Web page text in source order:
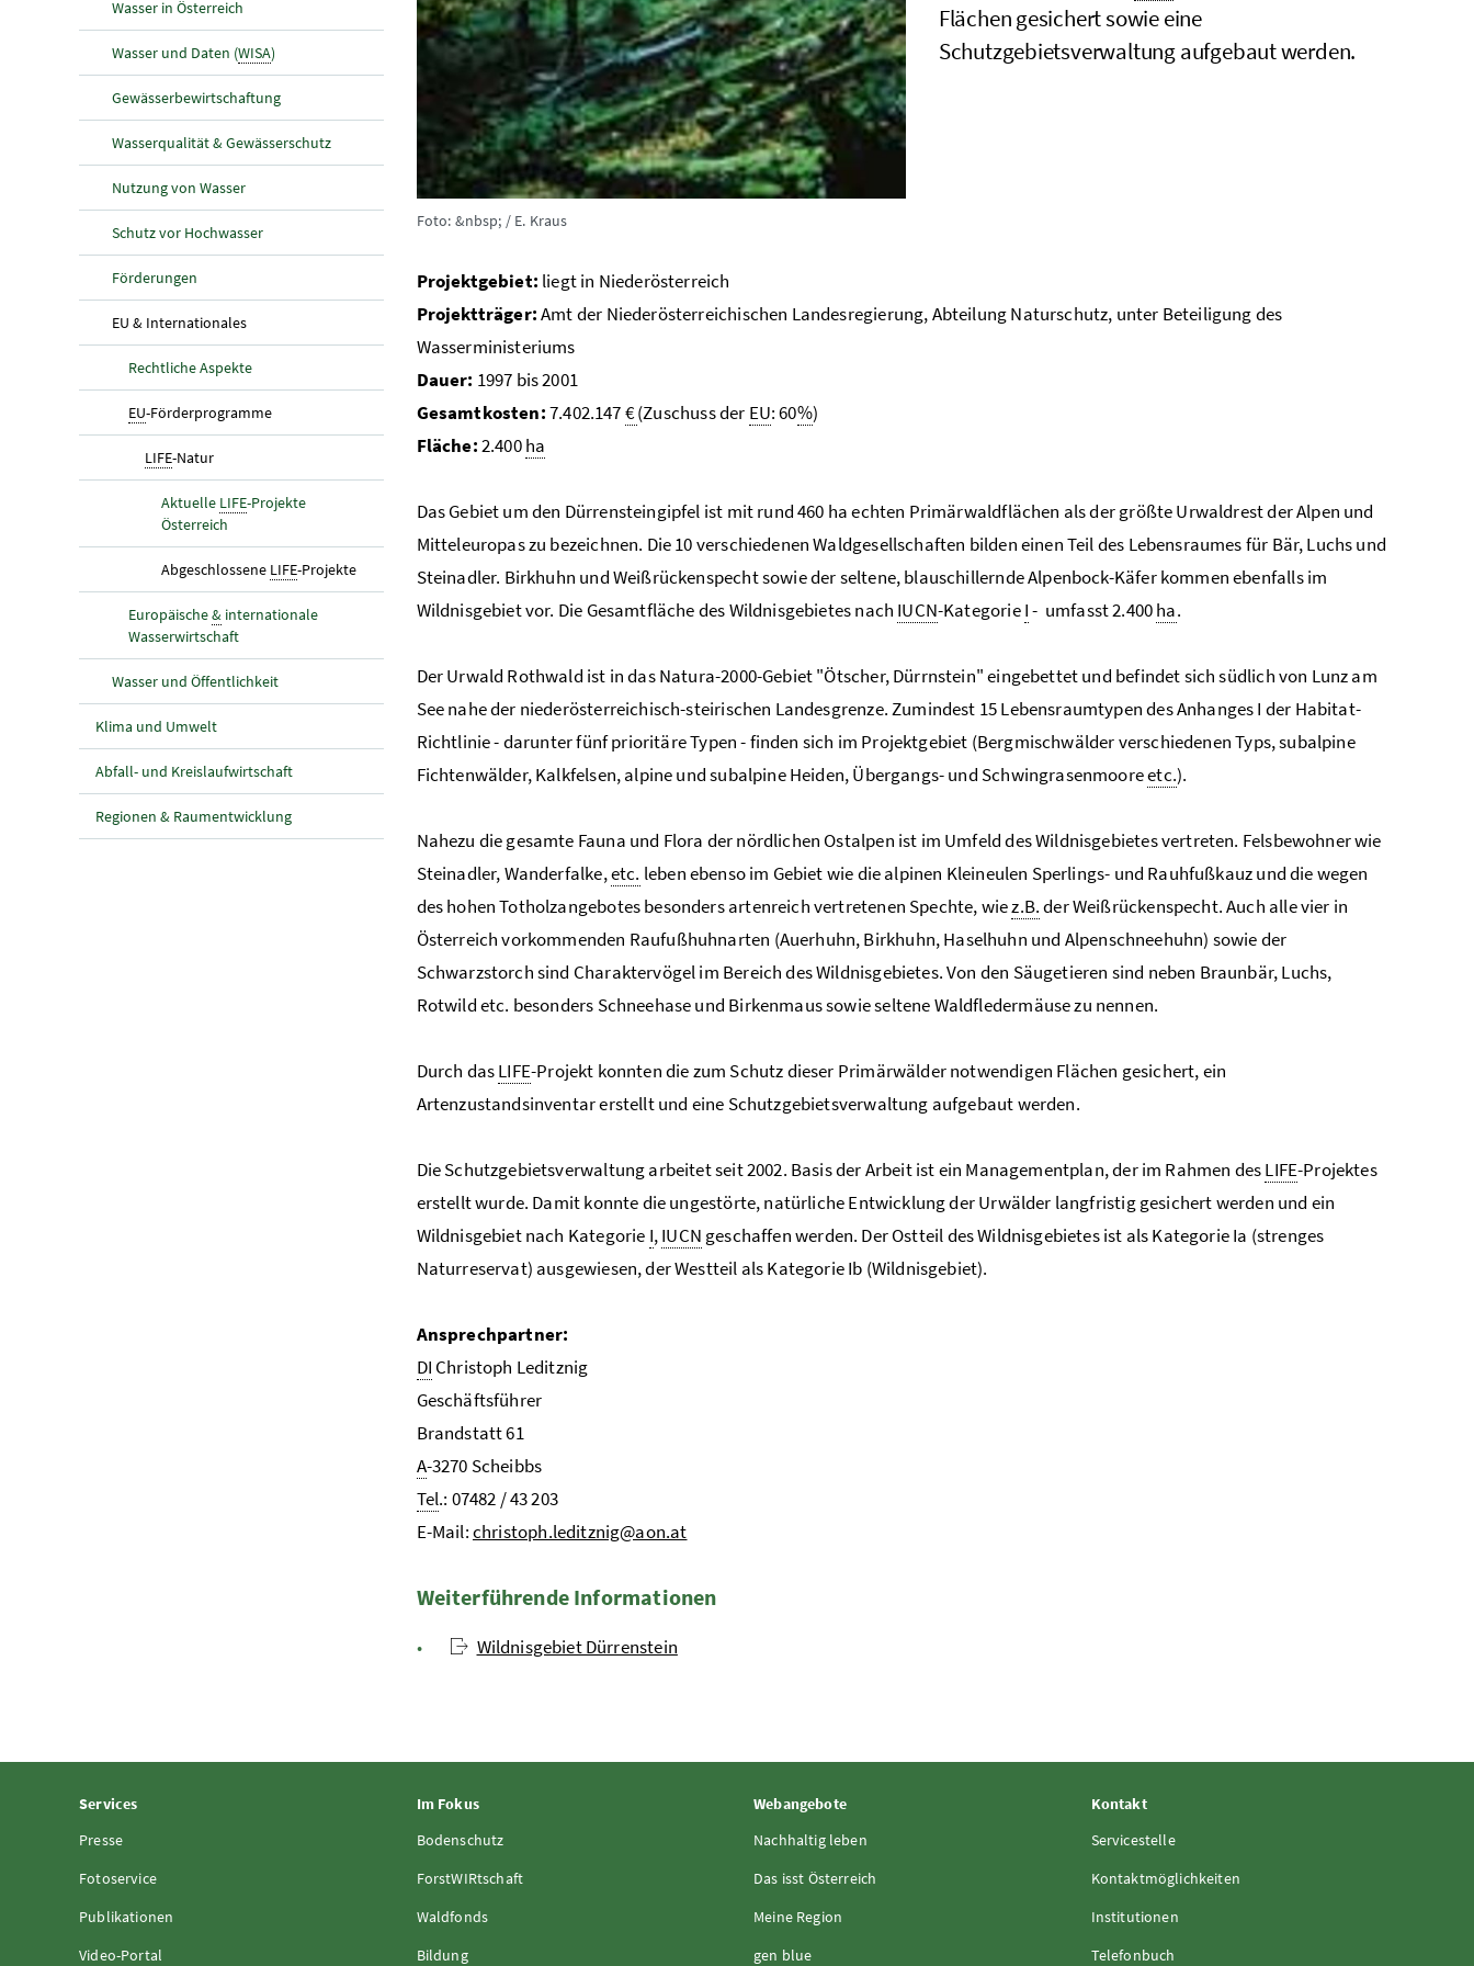
Wasser in Österreich
Wasser und Daten (WISA)
Gewässerbewirtschaftung
Wasserqualität & Gewässerschutz
Nutzung von Wasser
Schutz vor Hochwasser
Förderungen
EU & Internationales(aktuelle Seite)
Rechtliche Aspekte
EU-Förderprogramme(aktuelle Seite)
LIFE-Natur(aktuelle Seite)
Aktuelle LIFE-Projekte
Österreich
Abgeschlossene LIFE-Projekte(aktuelle Seite)
Europäische& internationale
Wasserwirtschaft
Wasser und Öffentlichkeit
Klima und Umwelt
Abfall- und Kreislaufwirtschaft
Regionen & Raumentwicklung
Foto: &nbsp; / E. Kraus
Flächen gesichert sowie eine
Schutzgebietsverwaltung aufgebaut werden.
Projektgebiet: liegt in Niederösterreich
Projektträger:Amt der Niederösterreichischen Landesregierung, Abteilung Naturschutz, unter Beteiligung des
Wasserministeriums
Dauer: 1997 bis 2001
Gesamtkosten:7.402.147€(Zuschuss der EU: 60%)
Fläche:2.400ha
Das Gebiet um den Dürrensteingipfel ist mit rund 460 ha echten Primärwaldflächen als der größte Urwaldrest der Alpen und
Mitteleuropas zu bezeichnen. Die 10 verschiedenen Waldgesellschaften bilden einen Teil des Lebensraumes für Bär, Luchs und
Steinadler. Birkhuhn und Weißrückenspecht sowie der seltene, blauschillernde Alpenbock-Käfer kommen ebenfalls im
Wildnisgebiet vor. Die Gesamtfläche des Wildnisgebietes nach IUCN-KategorieI- umfasst 2.400ha.
Der Urwald Rothwald ist in das Natura-2000-Gebiet "Ötscher, Dürrnstein" eingebettet und befindet sich südlich von Lunz am
See nahe der niederösterreichisch-steirischen Landesgrenze. Zumindest 15 Lebensraumtypen des Anhanges I der Habitat-
Richtlinie - darunter fünf prioritäre Typen - finden sich im Projektgebiet (Bergmischwälder verschiedenen Typs, subalpine
Fichtenwälder, Kalkfelsen, alpine und subalpine Heiden, Übergangs- und Schwingrasenmooreetc.).
Nahezu die gesamte Fauna und Flora der nördlichen Ostalpen ist im Umfeld des Wildnisgebietes vertreten. Felsbewohner wie
Steinadler, Wanderfalke,etc. leben ebenso im Gebiet wie die alpinen Kleineulen Sperlings- und Rauhfußkauz und die wegen
des hohen Totholzangebotes besonders artenreich vertretenen Spechte, wiez.B.der Weißrückenspecht. Auch alle vier in
Österreich vorkommenden Raufußhuhnarten (Auerhuhn, Birkhuhn, Haselhuhn und Alpenschneehuhn) sowie der
Schwarzstorch sind Charaktervögel im Bereich des Wildnisgebietes. Von den Säugetieren sind neben Braunbär, Luchs,
Rotwild etc. besonders Schneehase und Birkenmaus sowie seltene Waldfledermäuse zu nennen.
Durch dasLIFE-Projekt konnten die zum Schutz dieser Primärwälder notwendigen Flächen gesichert, ein
Artenzustandsinventar erstellt und eine Schutzgebietsverwaltung aufgebaut werden.
Die Schutzgebietsverwaltung arbeitet seit 2002. Basis der Arbeit ist ein Managementplan, der im Rahmen desLIFE-Projektes
erstellt wurde. Damit konnte die ungestörte, natürliche Entwicklung der Urwälder langfristig gesichert werden und ein
Wildnisgebiet nach Kategorie I,IUCN geschaffen werden. Der Ostteil des Wildnisgebietes ist als Kategorie Ia (strenges
Naturreservat) ausgewiesen, der Westteil als Kategorie Ib (Wildnisgebiet).
Ansprechpartner:
DI Christoph Leditznig
Geschäftsführer
Brandstatt 61
A-3270 Scheibbs
Tel.: 07482 / 43 203
E-Mail:christoph.leditznig@aon.at
Weiterführende Informationen
Wildnisgebiet Dürrenstein
Services
Presse
Fotoservice
Publikationen
Video-Portal
Im Fokus
Bodenschutz
ForstWIRtschaft
Waldfonds
Bildung
Webangebote
Nachhaltig leben
Das isst Österreich
Meine Region
gen blue
Kontakt
Servicestelle
Kontaktmöglichkeiten
Institutionen
Telefonbuch